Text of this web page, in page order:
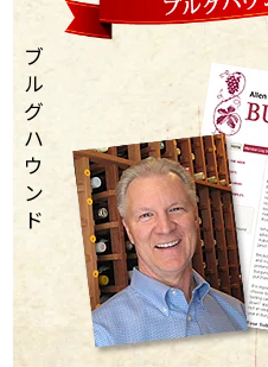
ブ
ル
グ
ハ
ウ
ン
ド